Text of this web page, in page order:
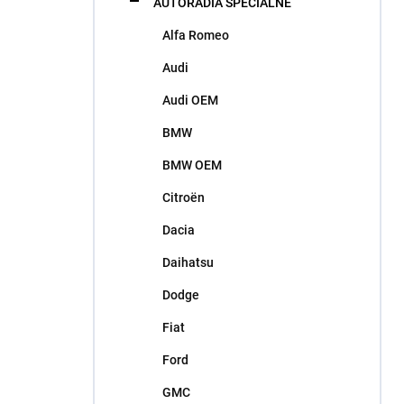
Alfa Romeo
Audi
Audi OEM
BMW
BMW OEM
Citroën
Dacia
Daihatsu
Dodge
Fiat
Ford
GMC